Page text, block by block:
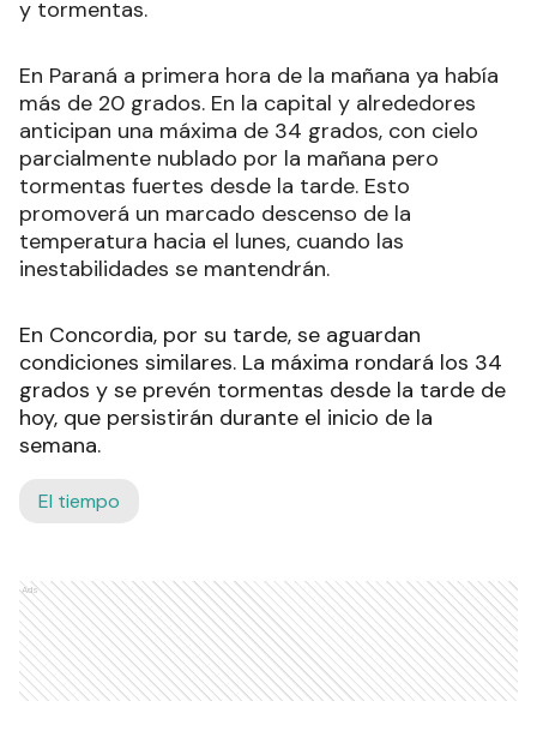
y tormentas.
En Paraná a primera hora de la mañana ya había
más de 20 grados. En la capital y alrededores
anticipan una máxima de 34 grados, con cielo
parcialmente nublado por la mañana pero
tormentas fuertes desde la tarde. Esto
promoverá un marcado descenso de la
temperatura hacia el lunes, cuando las
inestabilidades se mantendrán.
En Concordia, por su tarde, se aguardan
condiciones similares. La máxima rondará los 34
grados y se prevén tormentas desde la tarde de
hoy, que persistirán durante el inicio de la
semana.
El tiempo
Ads